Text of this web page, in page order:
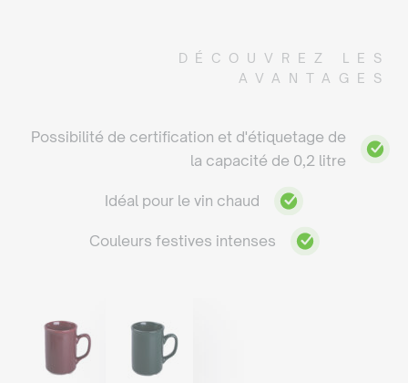
DÉCOUVREZ LES
AVANTAGES
Possibilité de certification et d'étiquetage de
la capacité de 0,2 litre
Idéal pour le vin chaud
Couleurs festives intenses